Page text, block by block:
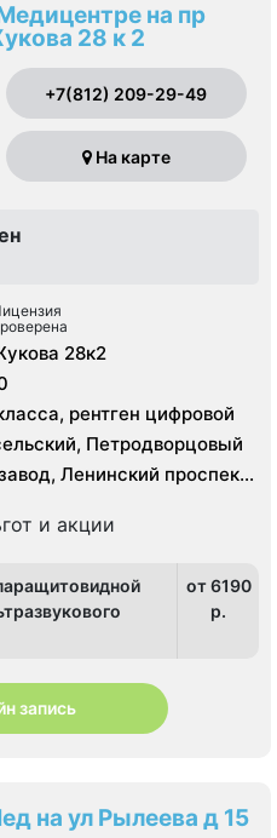
на пр
28 к 2
+7(812) 209-29-49
На карте
28к2
рентген цифровой
Петродворцовый
Ленинский проспект,
и акции
от 6190
p.
запись
на ул Рылеева д 15